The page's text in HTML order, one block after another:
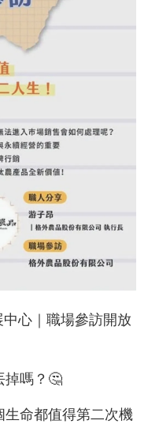
中心｜職場參訪開放
掉嗎？🤔
命都值得第二次機